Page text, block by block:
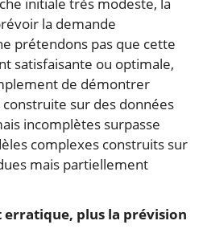
la demande
prétendons pas que cette
satisfaisante ou optimale,
de démontrer
sur des données
incomplètes surpasse
complexes construits sur
mais partiellement
erratique, plus la prévision